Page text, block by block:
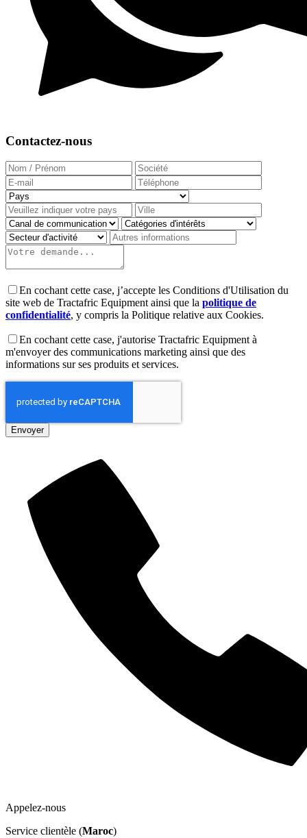
Contactez-nous
En cochant cette case, j’accepte les Conditions d'Utilisation du
site web de Tractafric Equipment ainsi que la politique de
confidentialité, y compris la Politique relative aux Cookies.
En cochant cette case, j'autorise Tractafric Equipment à
m'envoyer des communications marketing ainsi que des
informations sur ses produits et services.
Appelez-nous
Service clientèle (Maroc)